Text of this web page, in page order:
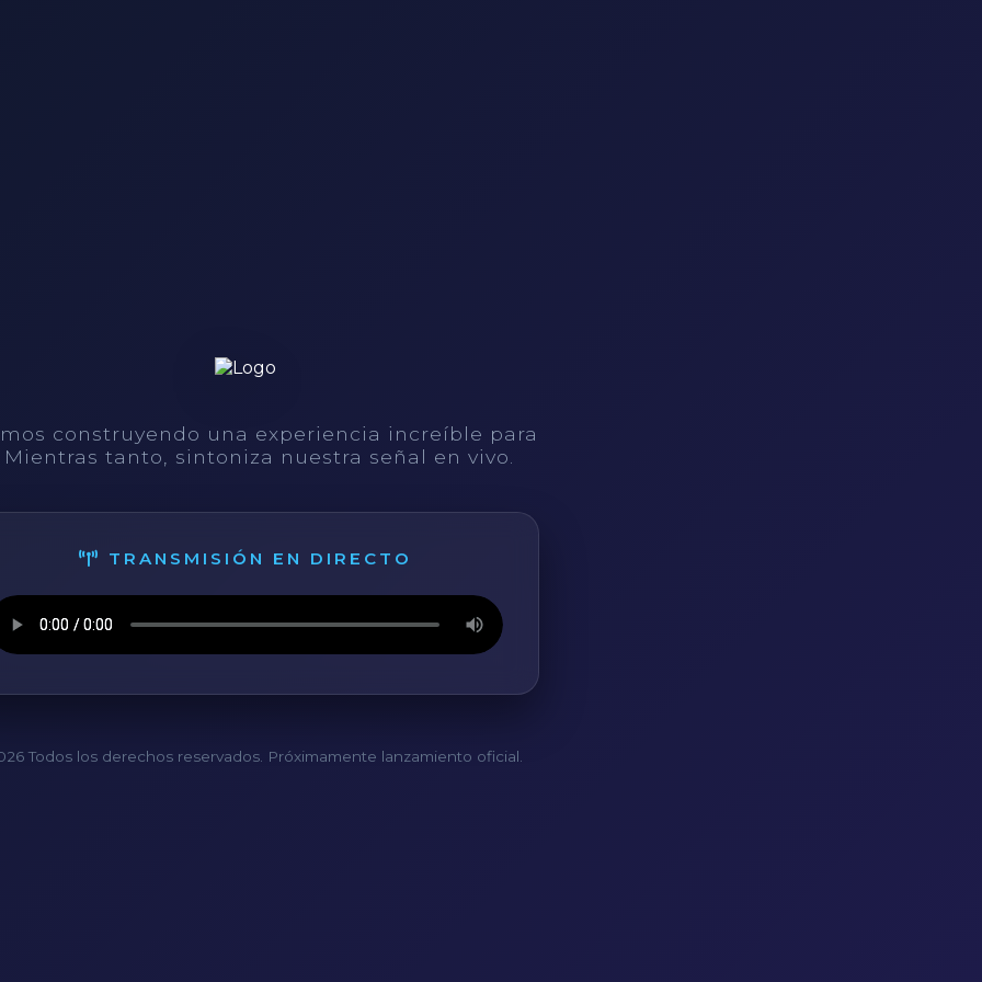
construyendo una experiencia increíble para
tanto, sintoniza nuestra señal en vivo.
TRANSMISIÓN EN DIRECTO
Todos los derechos reservados. Próximamente lanzamiento oficial.